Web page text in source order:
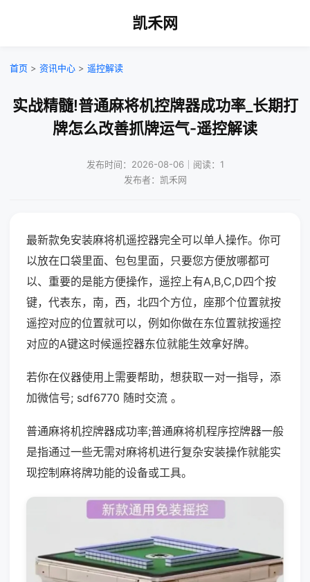
凯禾网
首页 > 资讯中心 > 遥控解读
实战精髓!普通麻将机控牌器成功率_长期打
牌怎么改善抓牌运气-遥控解读
发布时间：2026-08-06｜阅读：1
发布者：凯禾网
最新款免安装麻将机遥控器完全可以单人操作。你可
以放在口袋里面、包包里面，只要您方便放哪都可
以、重要的是能方便操作，遥控上有A,B,C,D四个按
键，代表东，南，西，北四个方位，座那个位置就按
遥控对应的位置就可以，例如你做在东位置就按遥控
对应的A键这时候遥控器东位就能生效拿好牌。
若你在仪器使用上需要帮助，想获取一对一指导，添
加微信号; sdf6770 随时交流 。
普通麻将机控牌器成功率;普通麻将机程序控牌器一般
是指通过一些无需对麻将机进行复杂安装操作就能实
现控制麻将牌功能的设备或工具。